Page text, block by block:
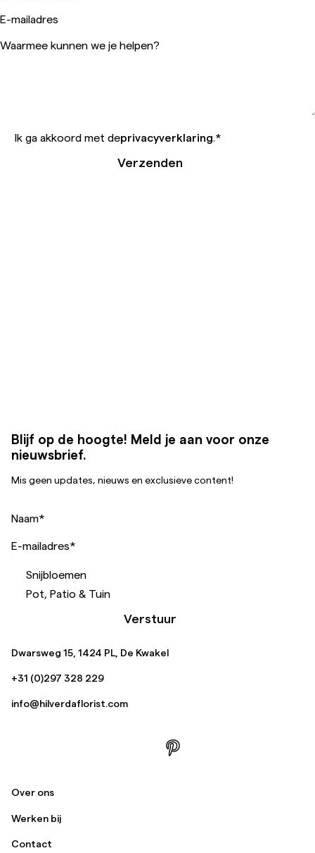
E-mailadres
Waarmee kunnen we je helpen?
Ik ga akkoord met deprivacyverklaring.*
Verzenden
Blijf op de hoogte! Meld je aan voor onze
nieuwsbrief.
Mis geen updates, nieuws en exclusieve content!
Naam*
E-mailadres*
Snijbloemen
Pot, Patio & Tuin
Verstuur
Dwarsweg 15, 1424 PL, De Kwakel
+31 (0)297 328 229
info@hilverdaflorist.com
Over ons
Werken bij
Contact